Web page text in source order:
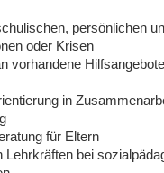
persönlichen
oder Krisen
vorhandene
in
für Eltern
Lehrkräften bei